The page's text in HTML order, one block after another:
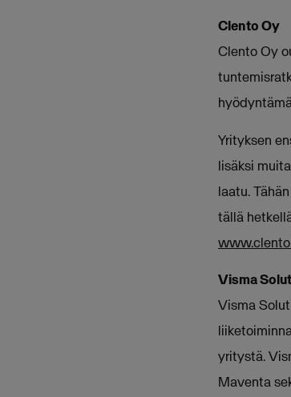
Clento Oy
Clento Oy
Yrityksen
lisäksi
laatu.
tällä
Visma
Visma
yritystä.
Maventa